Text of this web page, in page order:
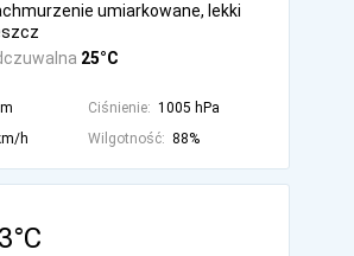
25°C
umiarkowane, lekki
Ciśnienie: 1005 hPa
h Wilgotność: 88%